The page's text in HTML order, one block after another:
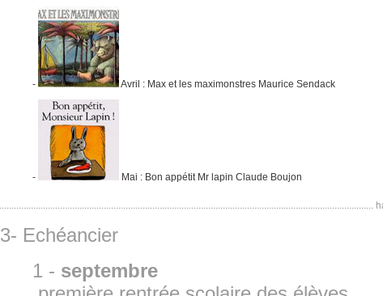
- Avril : Max et les maximonstres Maurice Sendack
- Mai : Bon appétit Mr lapin Claude Boujon
3- Echéancier
1 - septembre